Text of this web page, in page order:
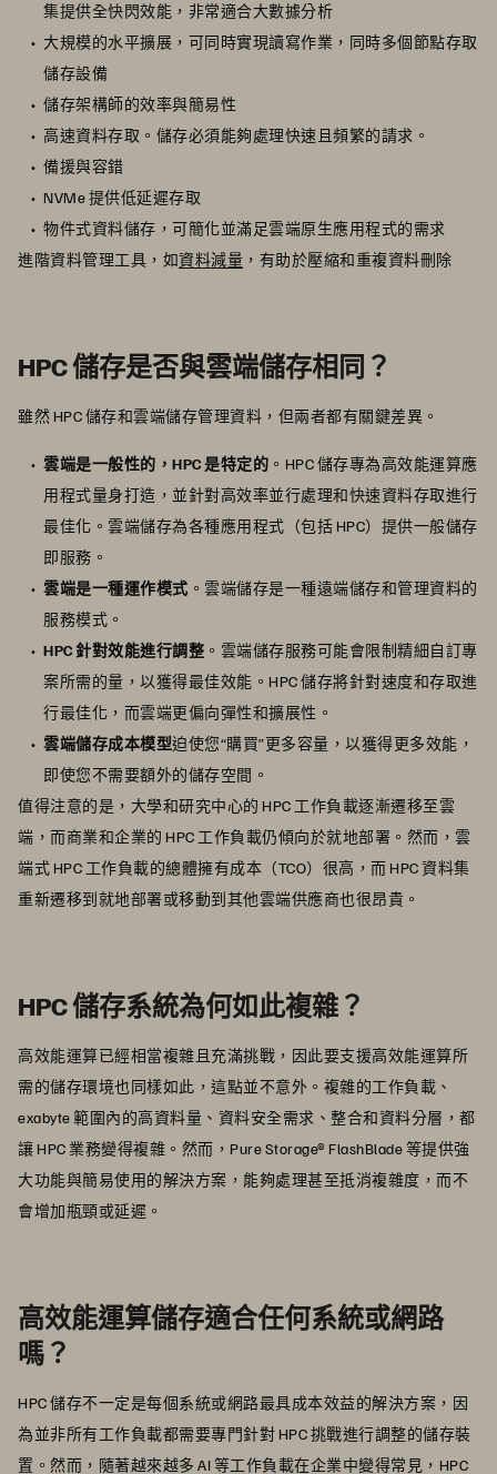
集提供全快閃效能，非常適合大數據分析
大規模的水平擴展，可同時實現讀寫作業，同時多個節點存取
儲存設備
儲存架構師的效率與簡易性
高速資料存取。儲存必須能夠處理快速且頻繁的請求。
備援與容錯
NVMe 提供低延遲存取
物件式資料儲存，可簡化並滿足雲端原生應用程式的需求
進階資料管理工具，如資料減量 ，有助於壓縮和重複資料刪除
HPC 儲存是否與雲端儲存相同？
雖然 HPC 儲存和雲端儲存管理資料，但兩者都有關鍵差異。
雲端是一般性的，HPC 是特定的 。HPC 儲存專為高效能運算應
用程式量身打造，並針對高效率並行處理和快速資料存取進行
最佳化。雲端儲存為各種應用程式（包括 HPC）提供一般儲存
即服務。
雲端是一種運作模式 。雲端儲存是一種遠端儲存和管理資料的
服務模式。
HPC 針對效能進行調整 。雲端儲存服務可能會限制精細自訂專
案所需的量，以獲得最佳效能。HPC 儲存將針對速度和存取進
行最佳化，而雲端更偏向彈性和擴展性。
雲端儲存成本模型迫使您“購買”更多容量，以獲得更多效能，
即使您不需要額外的儲存空間。
值得注意的是，大學和研究中心的 HPC 工作負載逐漸遷移至雲
端，而商業和企業的 HPC 工作負載仍傾向於就地部署。然而，雲
端式 HPC 工作負載的總體擁有成本（TCO）很高，而 HPC 資料集
重新遷移到就地部署或移動到其他雲端供應商也很昂貴。
HPC 儲存系統為何如此複雜？
高效能運算已經相當複雜且充滿挑戰，因此要支援高效能運算所
需的儲存環境也同樣如此，這點並不意外。複雜的工作負載、
exabyte 範圍內的高資料量、資料安全需求、整合和資料分層，都
讓 HPC 業務變得複雜。然而，Pure Storage® FlashBlade 等提供強
大功能與簡易使用的解決方案，能夠處理甚至抵消複雜度，而不
會增加瓶頸或延遲。
高效能運算儲存適合任何系統或網路
嗎？
HPC 儲存不一定是每個系統或網路最具成本效益的解決方案，因
為並非所有工作負載都需要專門針對 HPC 挑戰進行調整的儲存裝
置。然而，隨著越來越多 AI 等工作負載在企業中變得常見，HPC